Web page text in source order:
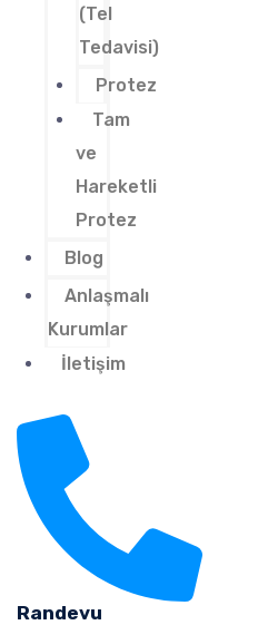
(Tel
Tedavisi)
Protez
Tam
ve
Hareketli
Protez
Blog
Anlaşmalı
Kurumlar
İletişim
Randevu